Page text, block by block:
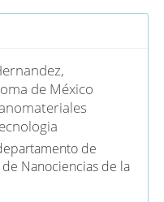
de México
de
Nanociencias de la